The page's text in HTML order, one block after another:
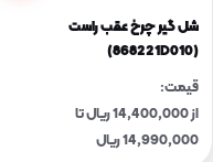
شل گیر چرخ عقب راست
(868221D010)
قیمت:
از 14,400,000 ریال تا
14,990,000 ریال